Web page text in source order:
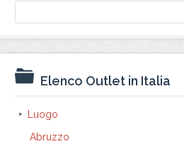
for:
Elenco Outlet in Italia
Luogo
Abruzzo